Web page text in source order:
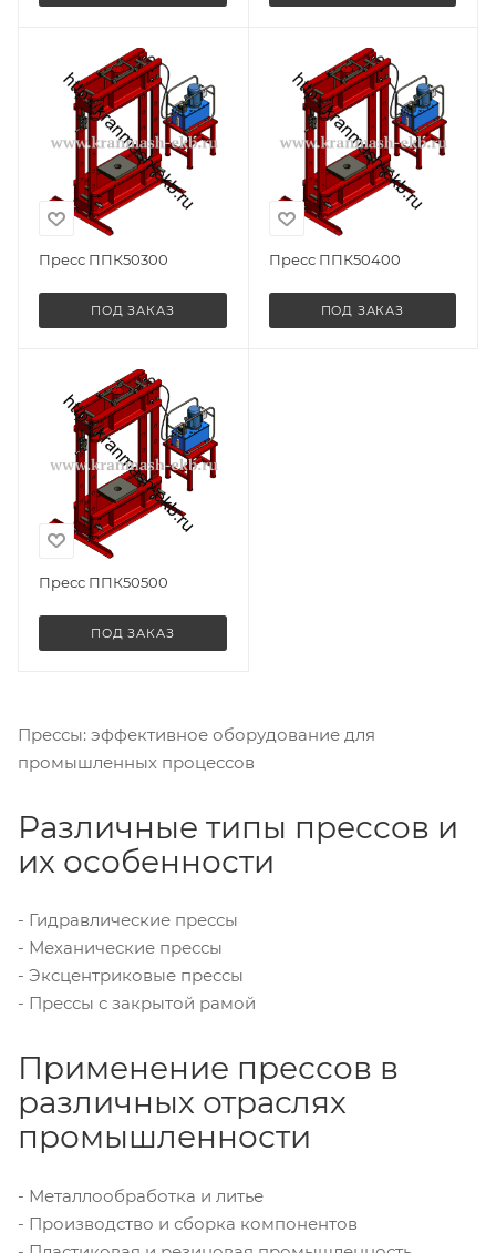
Пресс ППК50300
ПОД ЗАКАЗ
Пресс ППК50400
ПОД ЗАКАЗ
Пресс ППК50500
ПОД ЗАКАЗ
Прессы: эффективное оборудование для
промышленных процессов
Различные типы прессов и
их особенности
- Гидравлические прессы
- Механические прессы
- Эксцентриковые прессы
- Прессы с закрытой рамой
Применение прессов в
различных отраслях
промышленности
- Металлообработка и литье
- Производство и сборка компонентов